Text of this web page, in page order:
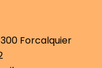
Forcalquier